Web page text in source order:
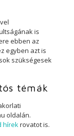
is
ebben az
egyben azt is
szükségesek
témák
oldalán.
hírekrovatot is.